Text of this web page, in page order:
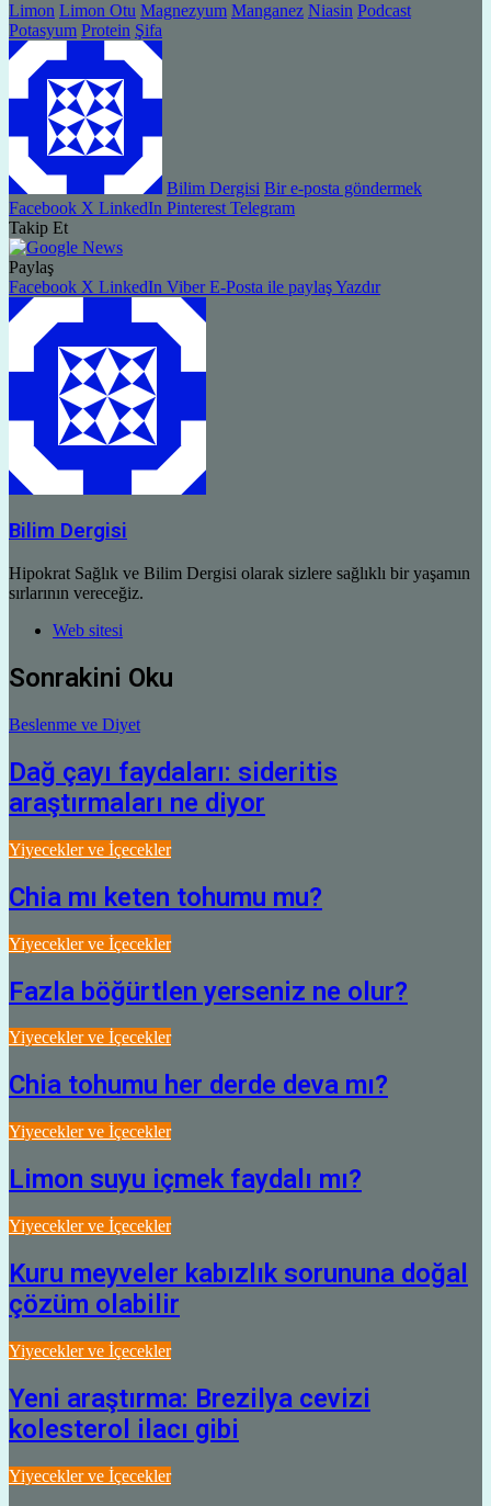
Limon Limon Otu Magnezyum Manganez Niasin Podcast
Potasyum Protein Şifa
Bilim Dergisi Bir e-posta göndermek
Facebook X LinkedIn Pinterest Telegram
Takip Et
Paylaş
Facebook X LinkedIn Viber E-Posta ile paylaşYazdır
Bilim Dergisi
Hipokrat Sağlık ve Bilim Dergisi olarak sizlere sağlıklı bir yaşamın
sırlarının vereceğiz.
Web sitesi
Sonrakini Oku
Beslenme ve Diyet
Dağ çayı faydaları: sideritis
araştırmaları ne diyor
Yiyecekler ve İçecekler
Chia mı keten tohumu mu?
Yiyecekler ve İçecekler
Fazla böğürtlen yerseniz ne olur?
Yiyecekler ve İçecekler
Chia tohumu her derde deva mı?
Yiyecekler ve İçecekler
Limon suyu içmek faydalı mı?
Yiyecekler ve İçecekler
Kuru meyveler kabızlık sorununa doğal
çözüm olabilir
Yiyecekler ve İçecekler
Yeni araştırma: Brezilya cevizi
kolesterol ilacı gibi
Yiyecekler ve İçecekler